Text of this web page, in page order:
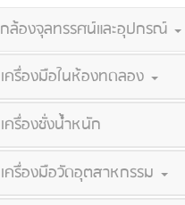
กล้องจุลทรรศน์และอุปกรณ์
เครื่องมือในห้องทดลอง
เครื่องชั่งน้ำหนัก
เครื่องมือวัดอุตสาหกรรม